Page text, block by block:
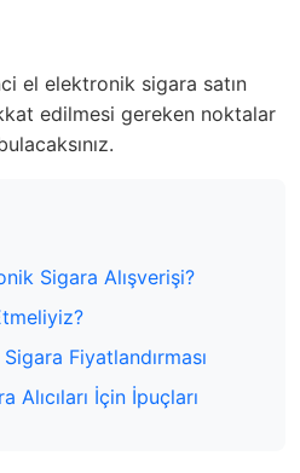
el elektronik sigara satın
edilmesi gereken noktalar
Sigara Alışverişi?
Fiyatlandırması
Alıcıları İçin İpuçları